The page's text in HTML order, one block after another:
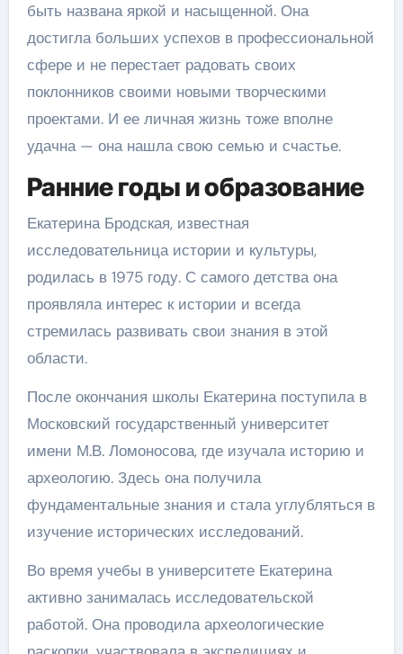
быть названа яркой и насыщенной. Она
достигла больших успехов в профессиональной
сфере и не перестает радовать своих
поклонников своими новыми творческими
проектами. И ее личная жизнь тоже вполне
удачна — она нашла свою семью и счастье.
Ранние годы и образование
Екатерина Бродская, известная
исследовательница истории и культуры,
родилась в 1975 году. С самого детства она
проявляла интерес к истории и всегда
стремилась развивать свои знания в этой
области.
После окончания школы Екатерина поступила в
Московский государственный университет
имени М.В. Ломоносова, где изучала историю и
археологию. Здесь она получила
фундаментальные знания и стала углубляться в
изучение исторических исследований.
Во время учебы в университете Екатерина
активно занималась исследовательской
работой. Она проводила археологические